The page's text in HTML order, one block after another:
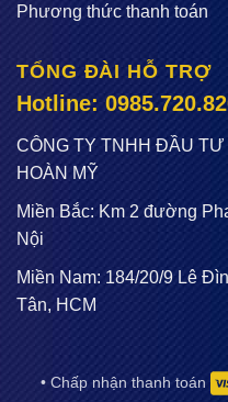
Phương thức thanh toán
TỔNG ĐÀI HỖ TRỢ
Hotline:
CÔNG TY TNHH ĐẦU
HOÀN MỸ
Miền Bắc: Km 2 đường
Nội
Miền Nam: 184/20/9 Lê
Tân, HCM
• Chấp nhận thanh toán